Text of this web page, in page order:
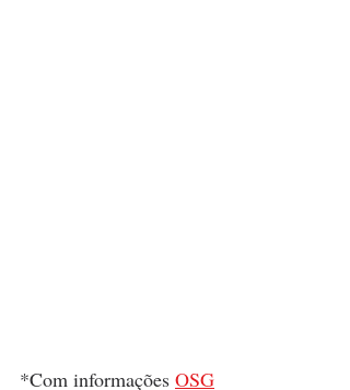
*Com informações OSG